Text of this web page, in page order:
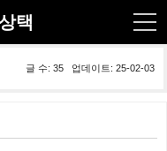
택
글 수: 35 업데이트: 25-02-03